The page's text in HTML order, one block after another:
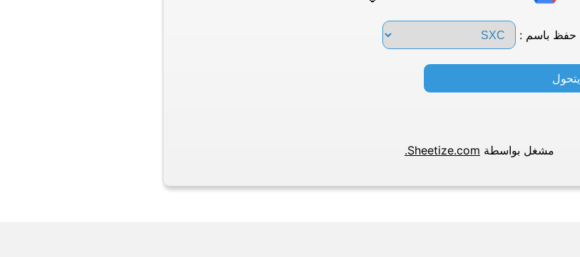
حفظ باسم :
يتحول
مشغل بواسطة Sheetize.com.